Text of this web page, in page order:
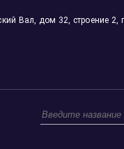
Вал, дом 32, строение 2,